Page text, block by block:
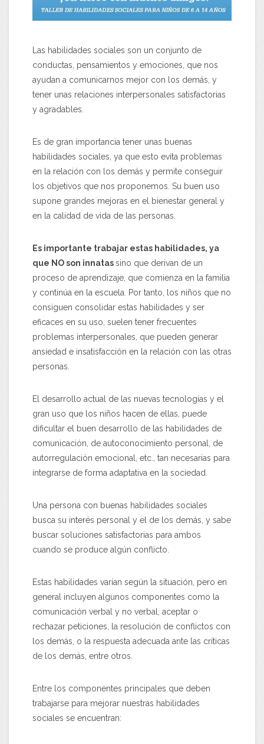
Las habilidades sociales son un conjunto de
conductas, pensamientos y emociones, que nos
ayudan a comunicarnos mejor con los demás, y
tener unas relaciones interpersonales satisfactorias
y agradables.
Es de gran importancia tener unas buenas
habilidades sociales, ya que esto evita problemas
en la relación con los demás y permite conseguir
los objetivos que nos proponemos. Su buen uso
supone grandes mejoras en el bienestar general y
en la calidad de vida de las personas.
Es importante trabajar estas habilidades, ya
que NO son innatassino que derivan de un
proceso de aprendizaje, que comienza en la familia
y continúa en la escuela. Por tanto, los niños que no
consiguen consolidar estas habilidades y ser
eficaces en su uso, suelen tener frecuentes
problemas interpersonales, que pueden generar
ansiedad e insatisfacción en la relación con las otras
personas.
El desarrollo actual de las nuevas tecnologías y el
gran uso que los niños hacen de ellas, puede
dificultar el buen desarrollo de las habilidades de
comunicación, de autoconocimiento personal, de
autorregulación emocional, etc., tan necesarias para
integrarse de forma adaptativa en la sociedad.
Una persona con buenas habilidades sociales
busca su interés personal y el de los demás, y sabe
buscar soluciones satisfactorias para ambos
cuando se produce algún conflicto.
Estas habilidades varían según la situación, pero en
general incluyen algunos componentes como la
comunicación verbal y no verbal, aceptar o
rechazar peticiones, la resolución de conflictos con
los demás, o la respuesta adecuada ante las críticas
de los demás, entre otros.
Entre los componentes principales que deben
trabajarse para mejorar nuestras habilidades
sociales se encuentran: